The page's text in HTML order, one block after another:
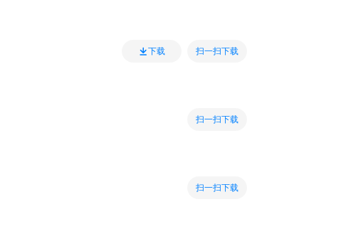
下载 扫一扫下载
扫一扫下载
扫一扫下载